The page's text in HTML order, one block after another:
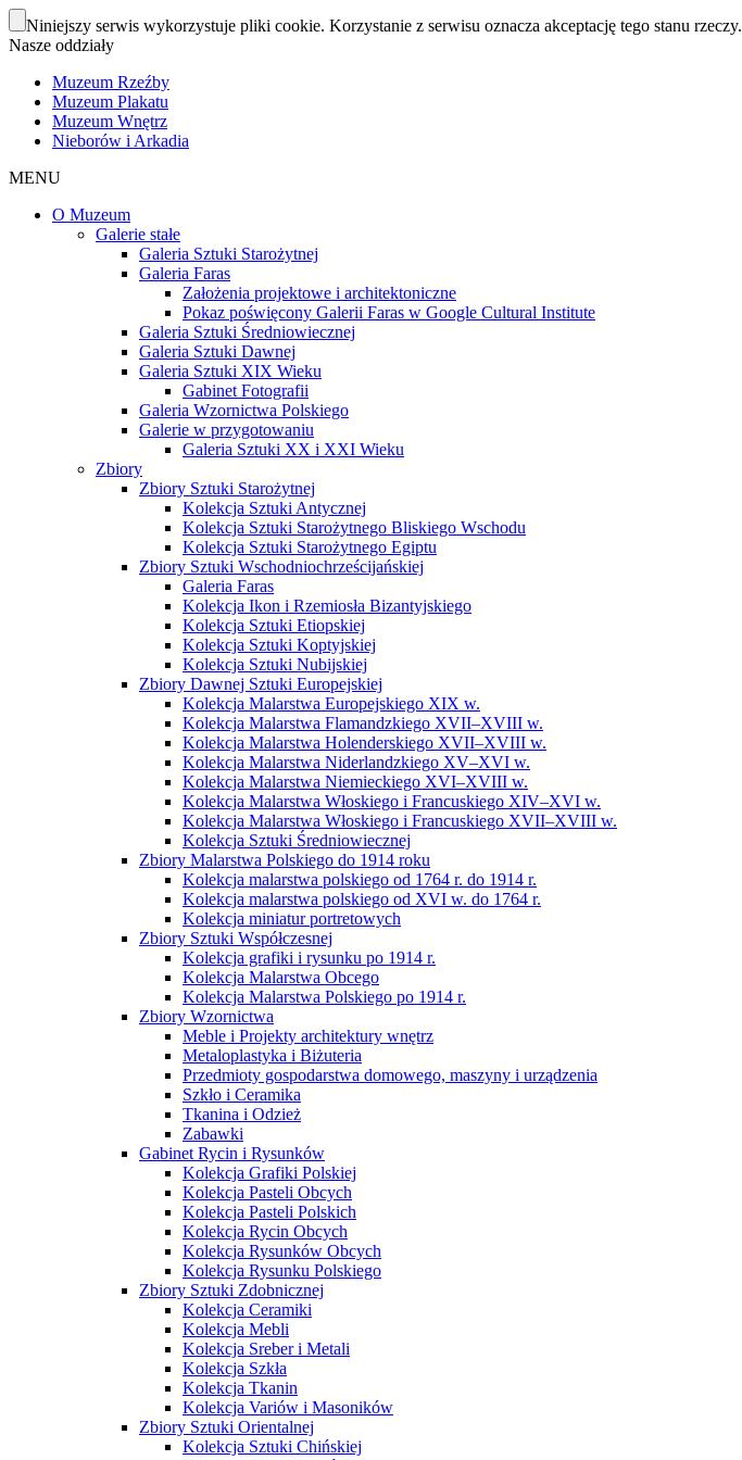
Niniejszy serwis wykorzystuje pliki cookie. Korzystanie z serwisu oznacza akceptację tego stanu rzeczy.
Nasze oddziały
Muzeum Rzeźby
Muzeum Plakatu
Muzeum Wnętrz
Nieborów i Arkadia
MENU
O Muzeum
Galerie stałe
Galeria Sztuki Starożytnej
Galeria Faras
Założenia projektowe i architektoniczne
Pokaz poświęcony Galerii Faras w Google Cultural Institute
Galeria Sztuki Średniowiecznej
Galeria Sztuki Dawnej
Galeria Sztuki XIX Wieku
Gabinet Fotografii
Galeria Wzornictwa Polskiego
Galerie w przygotowaniu
Galeria Sztuki XX i XXI Wieku
Zbiory
Zbiory Sztuki Starożytnej
Kolekcja Sztuki Antycznej
Kolekcja Sztuki Starożytnego Bliskiego Wschodu
Kolekcja Sztuki Starożytnego Egiptu
Zbiory Sztuki Wschodniochrześcijańskiej
Galeria Faras
Kolekcja Ikon i Rzemiosła Bizantyjskiego
Kolekcja Sztuki Etiopskiej
Kolekcja Sztuki Koptyjskiej
Kolekcja Sztuki Nubijskiej
Zbiory Dawnej Sztuki Europejskiej
Kolekcja Malarstwa Europejskiego XIX w.
Kolekcja Malarstwa Flamandzkiego XVII–XVIII w.
Kolekcja Malarstwa Holenderskiego XVII–XVIII w.
Kolekcja Malarstwa Niderlandzkiego XV–XVI w.
Kolekcja Malarstwa Niemieckiego XVI–XVIII w.
Kolekcja Malarstwa Włoskiego i Francuskiego XIV–XVI w.
Kolekcja Malarstwa Włoskiego i Francuskiego XVII–XVIII w.
Kolekcja Sztuki Średniowiecznej
Zbiory Malarstwa Polskiego do 1914 roku
Kolekcja malarstwa polskiego od 1764 r. do 1914 r.
Kolekcja malarstwa polskiego od XVI w. do 1764 r.
Kolekcja miniatur portretowych
Zbiory Sztuki Współczesnej
Kolekcja grafiki i rysunku po 1914 r.
Kolekcja Malarstwa Obcego
Kolekcja Malarstwa Polskiego po 1914 r.
Zbiory Wzornictwa
Meble i Projekty architektury wnętrz
Metaloplastyka i Biżuteria
Przedmioty gospodarstwa domowego, maszyny i urządzenia
Szkło i Ceramika
Tkanina i Odzież
Zabawki
Gabinet Rycin i Rysunków
Kolekcja Grafiki Polskiej
Kolekcja Pasteli Obcych
Kolekcja Pasteli Polskich
Kolekcja Rycin Obcych
Kolekcja Rysunków Obcych
Kolekcja Rysunku Polskiego
Zbiory Sztuki Zdobnicznej
Kolekcja Ceramiki
Kolekcja Mebli
Kolekcja Sreber i Metali
Kolekcja Szkła
Kolekcja Tkanin
Kolekcja Variów i Masoników
Zbiory Sztuki Orientalnej
Kolekcja Sztuki Chińskiej